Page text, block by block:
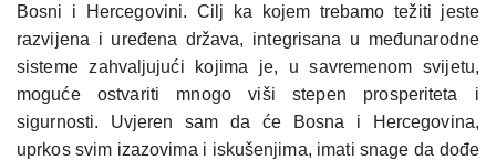
Bosni i Hercegovini. Cilj ka kojem trebamo težiti jeste
razvijena i uređena država, integrisana u međunarodne
sisteme zahvaljujući kojima je, u savremenom svijetu,
moguće ostvariti mnogo viši stepen prosperiteta i
sigurnosti. Uvjeren sam da će Bosna i Hercegovina,
uprkos svim izazovima i iskušenjima, imati snage da dođe